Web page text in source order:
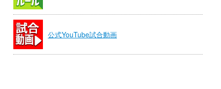
公式YouTube試合動画